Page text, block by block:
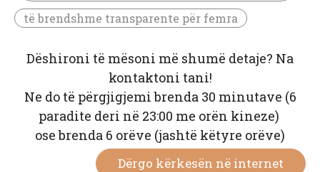
të brendshme transparente për femra
Dëshironi të mësoni më shumë detaje? Na
kontaktoni tani!
Ne do të përgjigjemi brenda 30 minutave (6
paradite deri në 23:00 me orën kineze)
ose brenda 6 orëve (jashtë këtyre orëve)
Dërgo kërkesën në internet